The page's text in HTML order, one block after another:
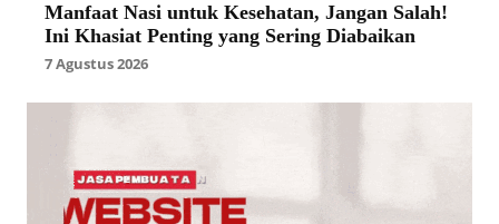
Manfaat Nasi untuk Kesehatan, Jangan Salah!
Ini Khasiat Penting yang Sering Diabaikan
7 Agustus 2026